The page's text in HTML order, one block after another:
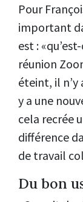
Pour
important
est :
réunion
éteint, il n’y
y a une
cela recrée
différence
de travail
Du bon